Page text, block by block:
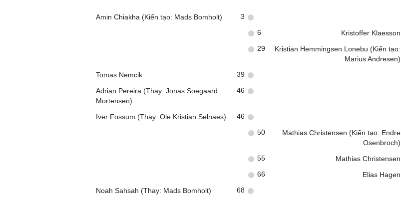
Amin Chiakha (Kiến tạo: Mads Bomholt) 3
Kristoffer Klaesson
6
Kristian Hemmingsen Lonebu (Kiến tạo:
Marius Andresen)
29
Tomas Nemcik 39
Adrian Pereira (Thay: Jonas Soegaard
Mortensen)
46
Iver Fossum (Thay: Ole Kristian Selnaes) 46
Mathias Christensen (Kiến tạo: Endre
Osenbroch)
50
Mathias Christensen
55
Elias Hagen
66
Noah Sahsah (Thay: Mads Bomholt) 68